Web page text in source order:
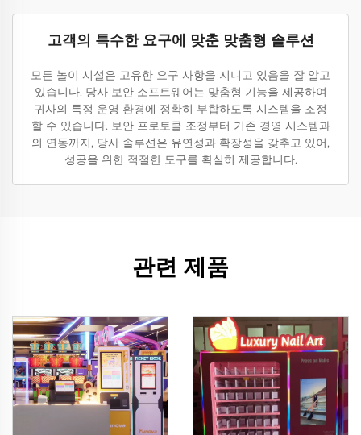
고객의 특수한 요구에 맞춘 맞춤형 솔루션
모든 놀이 시설은 고유한 요구 사항을 지니고 있음을 잘 알고
있습니다. 당사 보안 소프트웨어는 맞춤형 기능을 제공하여
귀사의 특정 운영 환경에 정확히 부합하도록 시스템을 조정
할 수 있습니다. 보안 프로토콜 조정부터 기존 경영 시스템과
의 연동까지, 당사 솔루션은 유연성과 확장성을 갖추고 있어,
성공을 위한 적절한 도구를 확실히 제공합니다.
관련 제품